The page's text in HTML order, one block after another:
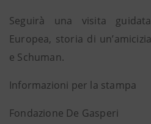
Seguirà una visita
Europea, storia di
e Schuman.
Informazioni per la stampa
Fondazione De Gasperi